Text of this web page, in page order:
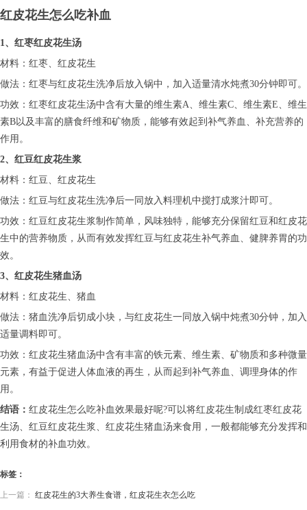
红皮花生怎么吃补血
1、红枣红皮花生汤
材料：红枣、红皮花生
做法：红枣与红皮花生洗净后放入锅中，加入适量清水炖煮30分钟即可。
功效：红枣红皮花生汤中含有大量的维生素A、维生素C、维生素E、维生
素B以及丰富的膳食纤维和矿物质，能够有效起到补气养血、补充营养的
作用。
2、红豆红皮花生浆
材料：红豆、红皮花生
做法：红豆与红皮花生洗净后一同放入料理机中搅打成浆汁即可。
功效：红豆红皮花生浆制作简单，风味独特，能够充分保留红豆和红皮花
生中的营养物质，从而有效发挥红豆与红皮花生补气养血、健脾养胃的功
效。
3、红皮花生猪血汤
材料：红皮花生、猪血
做法：猪血洗净后切成小块，与红皮花生一同放入锅中炖煮30分钟，加入
适量调料即可。
功效：红皮花生猪血汤中含有丰富的铁元素、维生素、矿物质和多种微量
元素，有益于促进人体血液的再生，从而起到补气养血、调理身体的作
用。
结语： 红皮花生怎么吃补血效果最好呢?可以将红皮花生制成红枣红皮花
生汤、红豆红皮花生浆、红皮花生猪血汤来食用，一般都能够充分发挥和
利用食材的补血功效。
标签：
上一篇： 红皮花生的3大养生食谱，红皮花生衣怎么吃